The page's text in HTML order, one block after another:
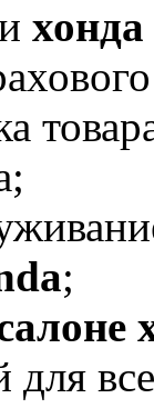
хонда
;
для